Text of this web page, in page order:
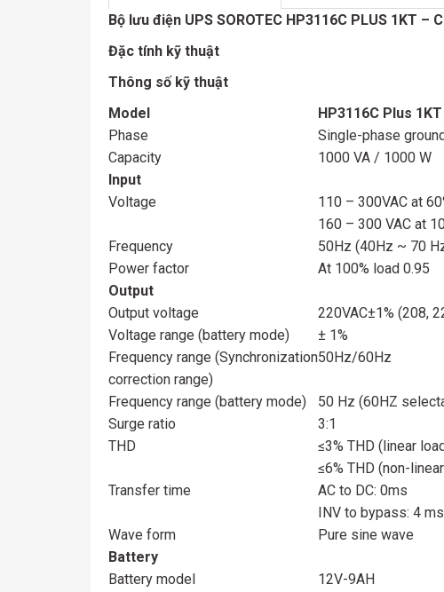
Bộ lưu điện UPS SOROTEC HP3116C PLUS 1KT –
Đặc tính kỹ thuật
Thông số kỹ thuật
Model
HP3116C Plus 1KT
Phase
Single-phase
Capacity
1000 VA / 1000 W
Input
Voltage
110 – 300VAC at
160 – 300 VAC at
Frequency
50Hz (40Hz ~ 70
Power factor
At 100% load 0.95
Output
Output voltage
220VAC±1% (208,
Voltage range (battery mode)
± 1%
Frequency range (Synchronization
correction range)
50Hz/60Hz
Frequency range (battery mode)
50 Hz (60HZ
Surge ratio
3:1
THD
≤3% THD (linear
≤6% THD (non-
Transfer time
AC to DC: 0ms
INV to bypass: 4
Wave form
Pure sine wave
Battery
Battery model
12V-9AH